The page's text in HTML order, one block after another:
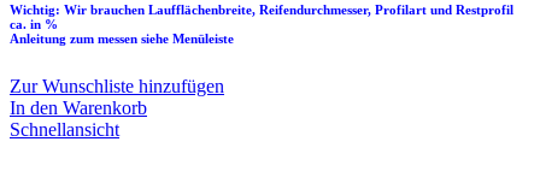
Wichtig: Wir brauchen Laufflächenbreite, Reifendurchmesser, Profilart und Restprofil
ca. in %
Anleitung zum messen siehe Menüleiste
Zur Wunschliste hinzufügen
In den Warenkorb
Schnellansicht